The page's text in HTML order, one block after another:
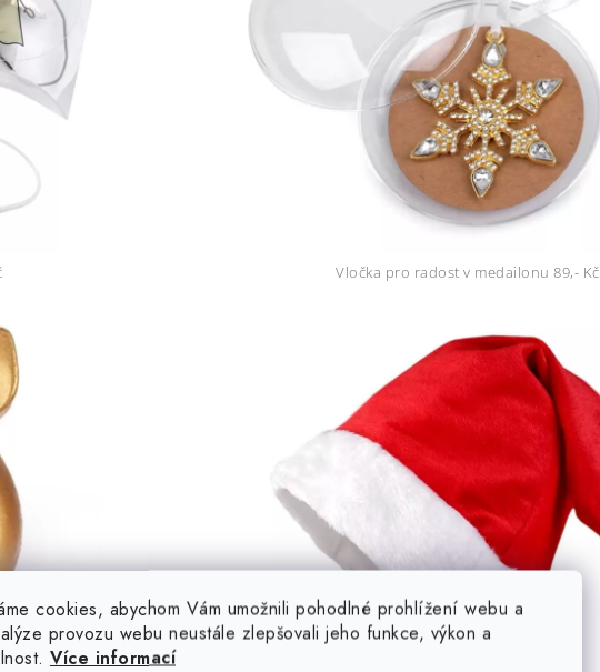
cookies, abychom Vám umožnili pohodlné prohlížení webu a
provozu webu neustále zlepšovali jeho funkce, výkon a
Více informací
Vločka pro radost v medailonu 89,- Kč